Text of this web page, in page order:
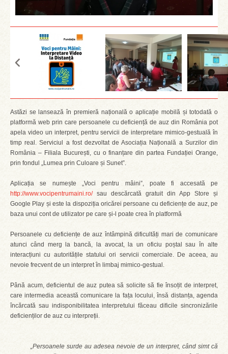
Astăzi se lansează în premieră națională o aplicație mobilă și totodată o
platformă web prin care persoanele cu deficiență de auz din România pot
apela video un interpret, pentru servicii de interpretare mimico-gestuală în
timp real. Serviciul a fost dezvoltat de Asociația Națională a Surzilor din
România – Filiala București, cu o finanțare din partea Fundației Orange,
prin fondul „Lumea prin Culoare și Sunet”.
Aplicația se numește „Voci pentru mâini”, poate fi accesată pe
http://www.vocipentrumaini.ro/sau descărcată gratuit din App Store și
Google Play și este la dispoziția oricărei persoane cu deficiențe de auz, pe
baza unui cont de utilizator pe care și-l poate crea în platformă
Persoanele cu deficiențe de auz întâmpină dificultăți mari de comunicare
atunci când merg la bancă, la avocat, la un oficiu poștal sau în alte
interacțiuni cu autoritățile statului ori servicii comerciale. De aceea, au
nevoie frecvent de un interpret în limbaj mimico-gestual.
Până acum, deficientul de auz putea să solicite să fie însoțit de interpret,
care intermedia această comunicare la fața locului, însă distanța, agenda
încărcată sau indisponibilitatea interpretului făceau dificile sincronizările
deficienților de auz cu interpreții.
„Persoanele surde au adesea nevoie de un interpret, când simt că